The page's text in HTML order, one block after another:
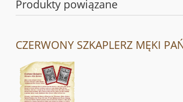
Produkty powiązane
CZERWONY SZKAPLERZ MĘKI